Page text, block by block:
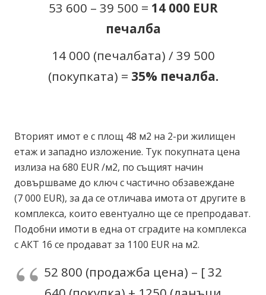
53 600 – 39 500 = 14 000 EUR
печалба
14 000 (печалбата) / 39 500
(покупката) = 35% печалба.
Вторият имот е с площ 48 м2 на 2-ри жилищен
етаж и западно изложение. Тук покупната цена
излиза на 680 EUR /м2, по същият начин
довършваме до ключ с частично обзавеждане
(7 000 EUR), за да се отличава имота от другите в
комплекса, които евентуално ще се препродават.
Подобни имоти в една от сградите на комплекса
с АКТ 16 се продават за 1100 EUR на м2.
52 800 (продажба цена) – [ 32